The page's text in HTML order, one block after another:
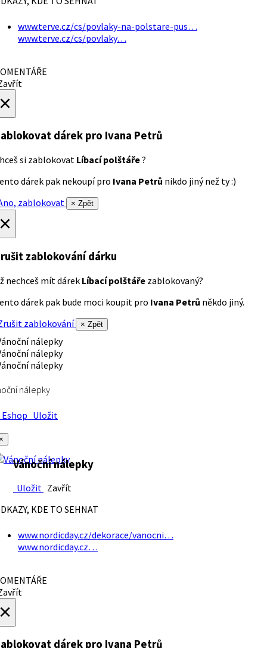
www.terve.cz/cs/povlaky-na-polstare-pus…
www.terve.cz/cs/povlaky…
dárek pro Ivana Petrů
si zablokovat Líbací polštáře?
dárek pak nekoupí pro Ivana Petrů nikdo jiný než ty :)
zablokovat
× Zpět
zablokování dárku
nechceš mít dárek Líbací polštáře zablokovaný?
dárek pak bude moci koupit pro Ivana Petrů někdo jiný.
zablokování
× Zpět
nálepky
Uložit
Vánoční nálepky
Uložit Zavřít
KDE TO SEHNAT
www.nordicday.cz/dekorace/vanocni…
www.nordicday.cz…
dárek pro Ivana Petrů